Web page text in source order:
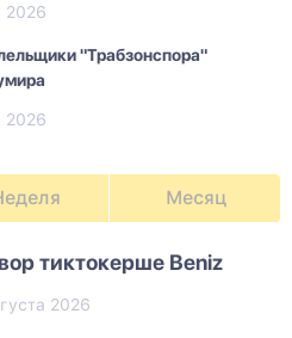
2026
"Трабзонспора"
2026
Месяц
тиктокерше Beniz
2026